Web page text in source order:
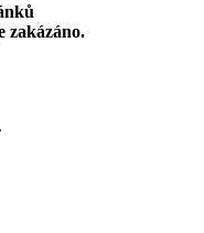
zakázáno.